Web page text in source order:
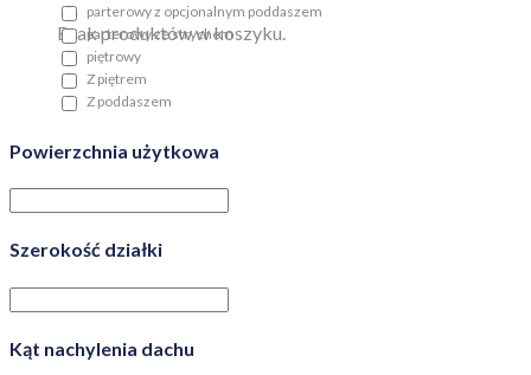
Brak produktów w koszyku.
parterowy z opcjonalnym poddaszem
parterowy ze strychem
piętrowy
Z piętrem
Z poddaszem
Powierzchnia użytkowa
Szerokość działki
Kąt nachylenia dachu